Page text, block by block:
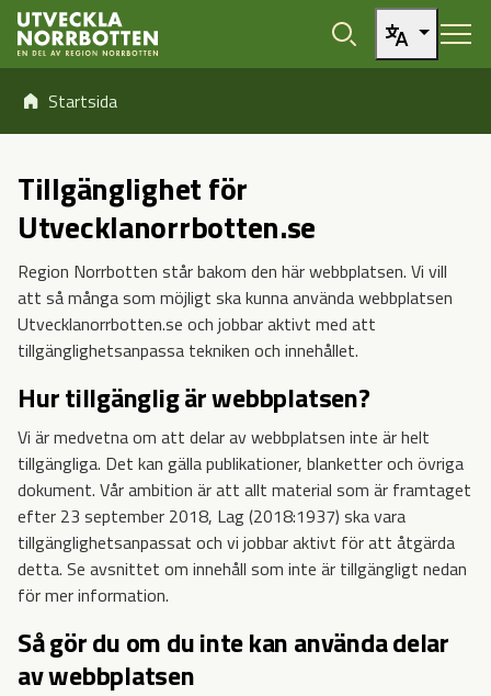
Öppna sidans huvudnavigering
Hoppa till sidans innehåll
Hoppa direkt till artikel
Startsida
Tillgänglighet för
Utvecklanorrbotten.se
Region Norrbotten står bakom den här webbplatsen. Vi vill
att så många som möjligt ska kunna använda webbplatsen
Utvecklanorrbotten.se och jobbar aktivt med att
tillgänglighetsanpassa tekniken och innehållet.
Hur tillgänglig är webbplatsen?
Vi är medvetna om att delar av webbplatsen inte är helt
tillgängliga. Det kan gälla publikationer, blanketter och övriga
dokument. Vår ambition är att allt material som är framtaget
efter 23 september 2018, Lag (2018:1937) ska vara
tillgänglighetsanpassat och vi jobbar aktivt för att åtgärda
detta. Se avsnittet om innehåll som inte är tillgängligt nedan
för mer information.
Så gör du om du inte kan använda delar
av webbplatsen